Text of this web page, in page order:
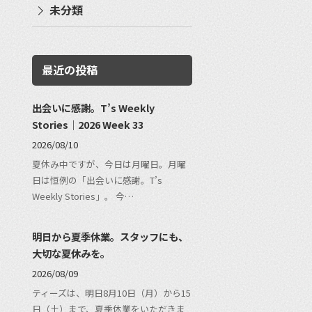
未分類
最近の投稿
出会いに感謝。T’s Weekly
Stories｜2026 Week 33
2026/08/10
夏休み中ですが、今日は月曜日。月曜
日は恒例の「出会いに感謝。T’s
Weekly Stories」。 今…
明日から夏季休業。スタッフにも、
大切な夏休みを。
2026/08/09
ティーズは、明日8月10日（月）から15
日（土）まで、夏季休業をいただきま